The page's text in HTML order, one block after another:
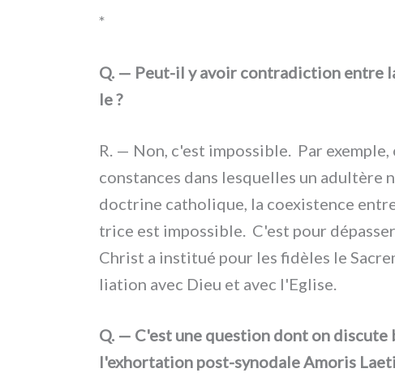
*
Q. — Peut-il y avoir con­tra­dic­tion entre
le ?
R. — Non, c'est impos­si­ble. Par
con­stan­ces dans lesquel­les un adul­tè­re
doc­tri­ne catho­li­que, la coe­xi­sten­ce
tri­ce est impos­si­ble. C'est pour
Christ a insti­tué pour les fidè­les le
lia­tion avec Dieu et avec l'Eglise.
Q. — C'est une que­stion dont on discu­te
l'exhortation post-synodale Amoris